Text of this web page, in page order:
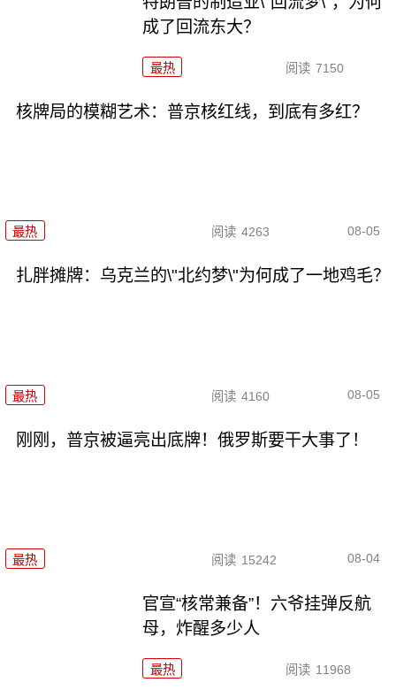
成了回流东大？
最热 阅读 7150
核牌局的模糊艺术：普京核红线，到底有多红？
最热 阅读 4263 08-05
扎胖摊牌：乌克兰的\"北约梦\"为何成了一地鸡毛？
最热 阅读 4160 08-05
刚刚，普京被逼亮出底牌！俄罗斯要干大事了！
最热 阅读 15242 08-04
官宣“核常兼备”！六爷挂弹反航
母，炸醒多少人
最热 阅读 11968